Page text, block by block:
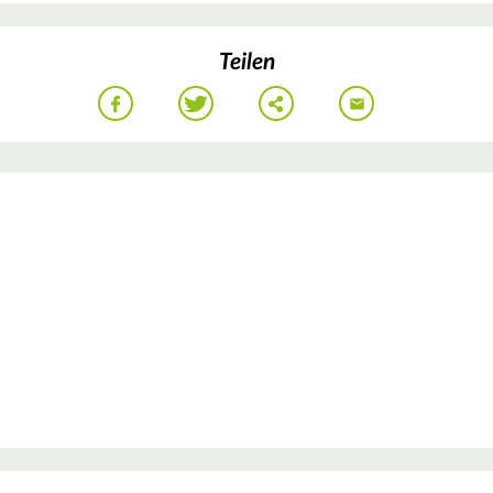
Teilen